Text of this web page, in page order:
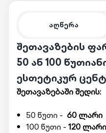
აღწერა
შეთავაზების
50 ან 100
ესთეტიკურ
შეთავაზებაში შედის:
50 წუთი - 60 ლარი
100 წუთი - 120 ლარი